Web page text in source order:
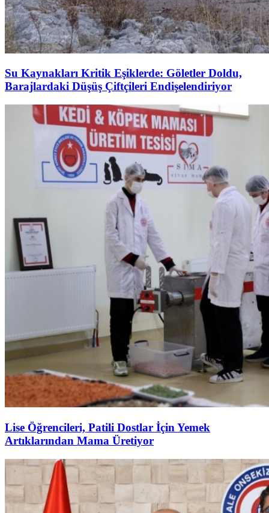
Su Kaynakları Kritik Eşiklerde: Göletler Doldu,
Barajlardaki Düşüş Çiftçileri Endişelendiriyor
Lise Öğrencileri, Patili Dostlar İçin Yemek
Artıklarından Mama Üretiyor